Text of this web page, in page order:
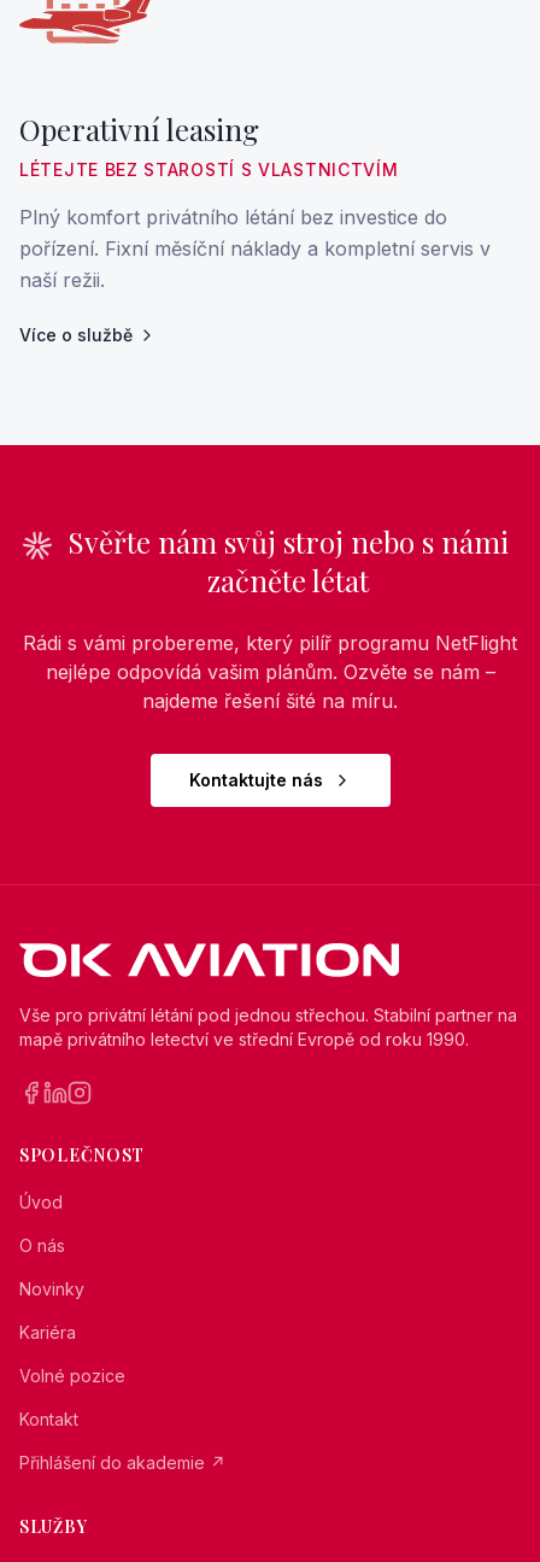
Operativní leasing
LÉTEJTE BEZ STAROSTÍ S VLASTNICTVÍM
Plný komfort privátního létání bez investice do
pořízení. Fixní měsíční náklady a kompletní servis v
naší režii.
Více o službě
Svěřte nám svůj stroj nebo s námi
začněte létat
Rádi s vámi probereme, který pilíř programu NetFlight
nejlépe odpovídá vašim plánům. Ozvěte se nám –
najdeme řešení šité na míru.
Kontaktujte nás
Vše pro privátní létání pod jednou střechou. Stabilní partner na
mapě privátního letectví ve střední Evropě od roku 1990.
SPOLEČNOST
Úvod
O nás
Novinky
Kariéra
Volné pozice
Kontakt
Přihlášení do akademie ↗
SLUŽBY